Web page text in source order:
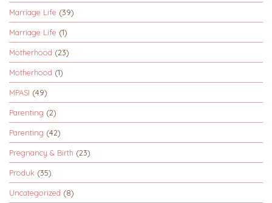
Marriage Life (39)
Marriage Life (1)
Motherhood (23)
Motherhood (1)
MPASI (49)
Parenting (2)
Parenting (42)
Pregnancy & Birth (23)
Produk (35)
Uncategorized (8)